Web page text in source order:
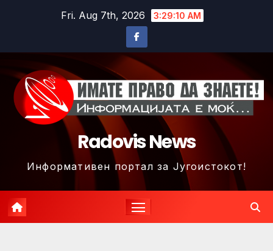
Fri. Aug 7th, 2026 3:29:13 AM
Radovis News
Информативен портал за Југоистокот!